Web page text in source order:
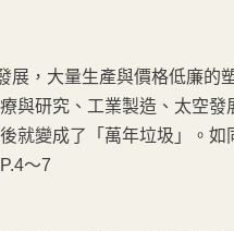
展，大量生產與價格低廉的
與研究、工業製造、太空發
就變成了「萬年垃圾」。如
～7